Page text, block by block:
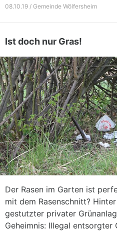
08.10.19 / Gemeinde Wölfersheim
Ist doch nur Gras!
Der Rasen im Garten ist
mit dem Rasenschnitt?
gestutzter privater
Geheimnis: Illegal